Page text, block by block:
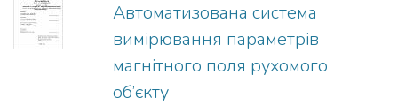
Автоматизована система
вимірювання параметрів
магнітного поля рухомого
об’єкту